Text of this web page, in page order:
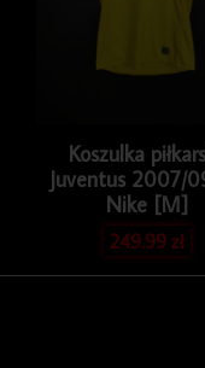
Koszulka
Juventus 2007/
Nike [M]
249.99zł